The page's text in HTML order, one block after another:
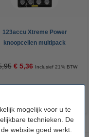
mogelijk voor u te
technieken. De
website goed werkt.
123accu Xtreme Power
knoopcellen multipack
€ 5,36 Inclusief 21% BTW